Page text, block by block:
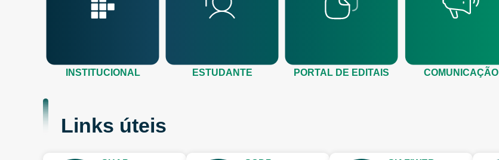
INSTITUCIONAL ESTUDANTE PORTAL DE EDITAIS COMUNICAÇÃO
Links úteis